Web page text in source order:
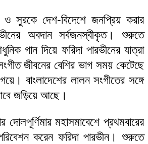
ও সুরকে দেশ-বিদেশে জনপ্রিয় করার
অবদান সর্বজনস্বীকৃত। শুরুতে
গান দিয়ে ফরিদা পারভীনের যাত্রা
জীবনের বেশির ভাগ সময় কেটেছে
বাংলাদেশের লালন সংগীতের সঙ্গে
জড়িয়ে আছে।
দোলপূর্ণিমার মহাসমাবেশে প্রথমবারের
করেন ফরিদা পারভীন। শুরুতে